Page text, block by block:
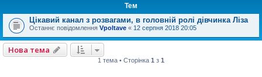
Тем
Цікавий канал з розвагами, в головній ролі дівчинка Ліза
Останнє повідомлення Vpoltave « 12 серпня 2018 20:05
Нова тема
1 тема • Сторінка 1 з 1